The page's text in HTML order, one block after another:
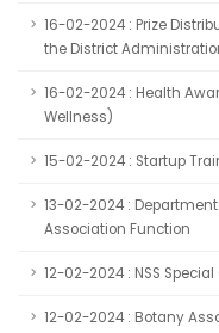
16-02-2024 : Prize
the District
16-02-2024 : Health
Wellness)
15-02-2024 : Startup
13-02-2024 :
Association Function
12-02-2024 : NSS
12-02-2024 : Botany